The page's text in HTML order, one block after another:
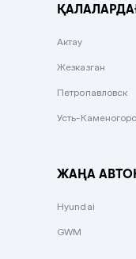
Актау
Жезказган
Петропавловск
Усть-
ЖАҢА
Hyundai
GWM